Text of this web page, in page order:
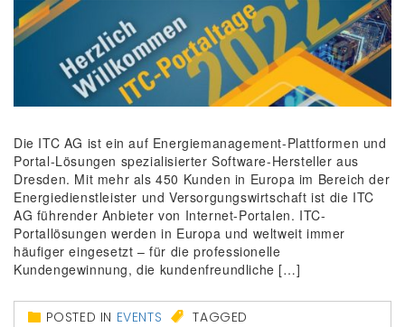
Die ITC AG ist ein auf Energiemanagement-Plattformen und
Portal-Lösungen spezialisierter Software-Hersteller aus
Dresden. Mit mehr als 450 Kunden in Europa im Bereich der
Energiedienstleister und Versorgungswirtschaft ist die ITC
AG führender Anbieter von Internet-Portalen. ITC-
Portallösungen werden in Europa und weltweit immer
häufiger eingesetzt – für die professionelle
Kundengewinnung, die kundenfreundliche […]
POSTED IN EVENTS
TAGGED